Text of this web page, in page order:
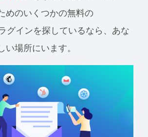
めのいくつかの無料の
グインを探しているなら、あな
い場所にいます。